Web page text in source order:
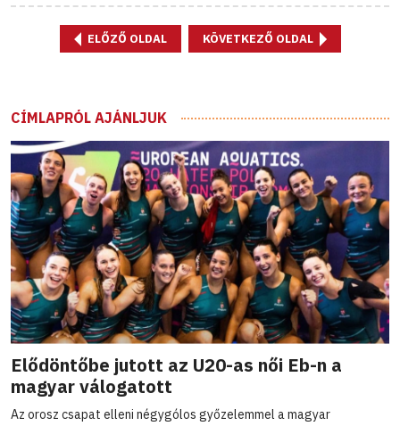
ELŐZŐ OLDAL KÖVETKEZŐ OLDAL
CÍMLAPRÓL AJÁNLJUK
Elődöntőbe jutott az U20-as női Eb-n a
magyar válogatott
Az orosz csapat elleni négygólos győzelemmel a magyar